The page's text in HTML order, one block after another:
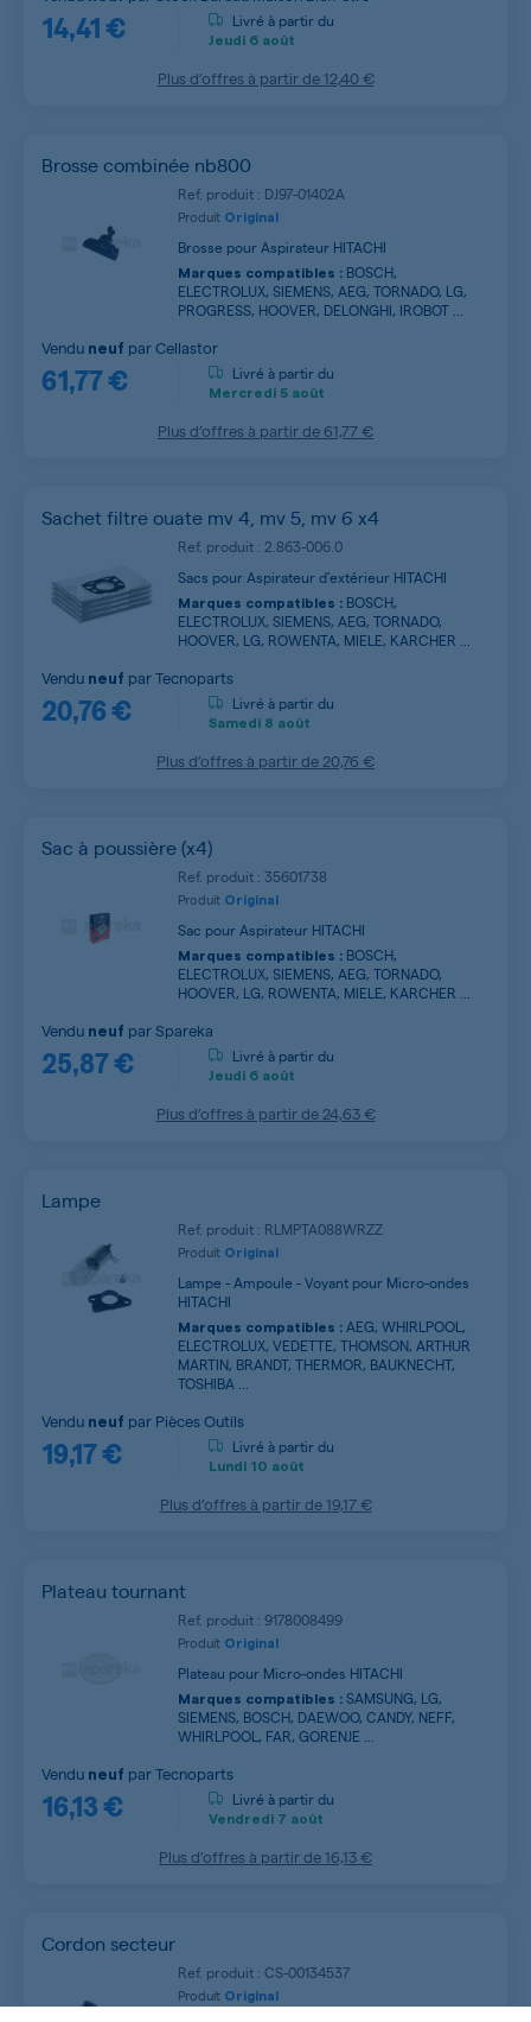
14,41 € Livré à partir du
Jeudi 6 août
Plus d’offres à partir de12,40 €
Brosse combinée nb800
Ref. produit : DJ97-01402A
Produit Original
Brosse pour Aspirateur HITACHI
Marques compatibles : BOSCH,
ELECTROLUX, SIEMENS, AEG, TORNADO, LG,
PROGRESS, HOOVER, DELONGHI, IROBOT ...
61,77 €
Vendu neuf parCellastor
Livré à partir du
Mercredi 5 août
Plus d’offres à partir de 61,77 €
Sachet filtre ouate mv 4, mv 5, mv 6 x4
Ref. produit : 2.863-006.0
Sacs pour Aspirateur d'extérieur HITACHI
Marques compatibles : BOSCH,
ELECTROLUX, SIEMENS, AEG, TORNADO,
HOOVER, LG, ROWENTA, MIELE, KARCHER ...
20,76 €
Vendu neuf parTecnoparts
Livré à partir du
Samedi 8 août
Plus d’offres à partir de 20,76 €
Sac à poussière (x4)
Ref. produit : 35601738
Produit Original
Sac pour Aspirateur HITACHI
Marques compatibles : BOSCH,
ELECTROLUX, SIEMENS, AEG, TORNADO,
HOOVER, LG, ROWENTA, MIELE, KARCHER ...
25,87 €
Vendu neuf parSpareka
Livré à partir du
Jeudi 6 août
Plus d’offres à partir de 24,63 €
Lampe
Ref. produit : RLMPTA088WRZZ
Produit Original
Lampe - Ampoule - Voyant pour Micro-ondes
HITACHI
Marques compatibles : AEG, WHIRLPOOL,
ELECTROLUX, VEDETTE, THOMSON, ARTHUR
MARTIN, BRANDT, THERMOR, BAUKNECHT,
TOSHIBA ...
19,17 €
Vendu neuf par Pièces Outils
Livré à partir du
Lundi 10 août
Plus d’offres à partir de19,17 €
Plateau tournant
Ref. produit : 9178008499
Produit Original
Plateau pour Micro-ondes HITACHI
Marques compatibles : SAMSUNG, LG,
SIEMENS, BOSCH, DAEWOO, CANDY, NEFF,
WHIRLPOOL, FAR, GORENJE ...
16,13 €
Vendu neuf parTecnoparts
Livré à partir du
Vendredi 7 août
Plus d’offres à partir de16,13 €
Cordon secteur
Ref. produit : CS-00134537
Produit Original